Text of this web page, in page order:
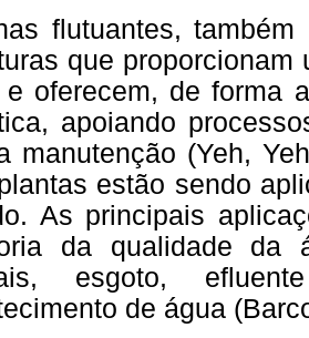
flutuantes,
que
e oferecem, de forma
apoiando
manutenção (Yeh,
estão sendo
As principais
da qualidade da
esgoto,
de água